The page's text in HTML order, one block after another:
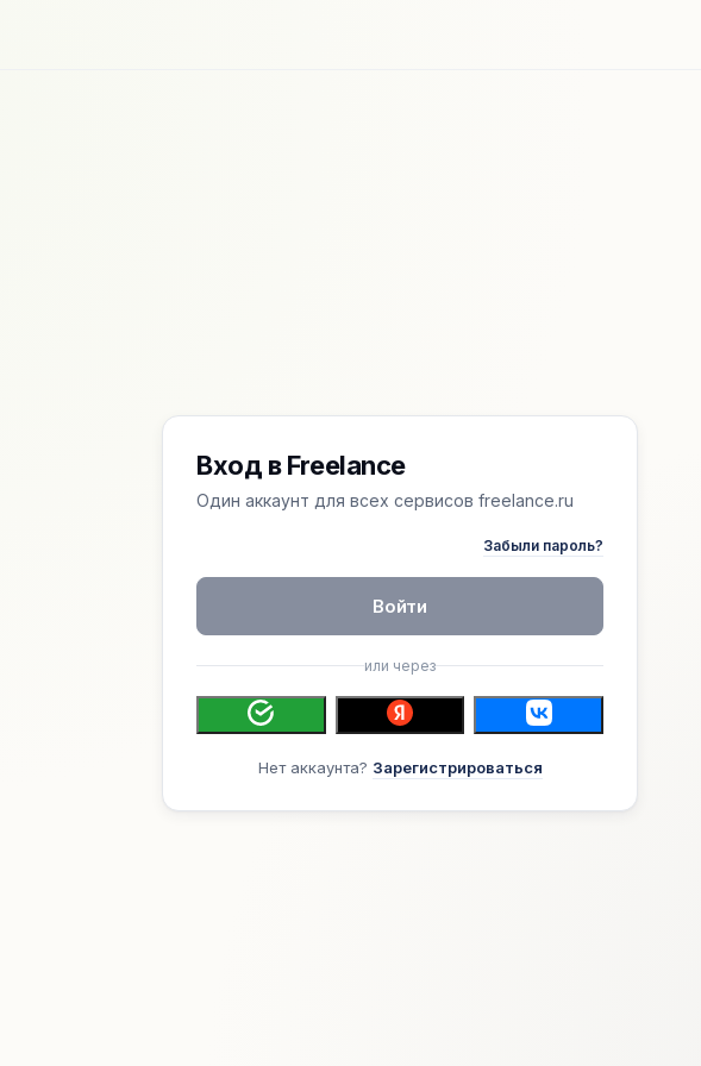
Вход в Freelance
Один аккаунт для всех сервисов freelance.ru
Забыли пароль?
Войти
или через
Нет аккаунта? Зарегистрироваться